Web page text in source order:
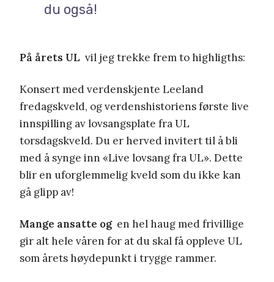
du også!
På årets UL vil jeg trekke frem to highligths:
Konsert med verdenskjente Leeland
fredagskveld, og verdenshistoriens første live
innspilling av lovsangsplate fra UL
torsdagskveld. Du er herved invitert til å bli
med å synge inn «Live lovsang fra UL». Dette
blir en uforglemmelig kveld som du ikke kan
gå glipp av!
Mange ansatte ogen hel haug med frivillige
gir alt hele våren for at du skal få oppleve UL
som årets høydepunkt i trygge rammer.